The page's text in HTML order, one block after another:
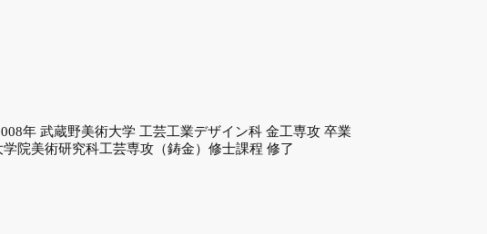
年 武蔵野美術大学 工芸工業デザイン科 金工専攻 卒業
院美術研究科工芸専攻（鋳金）修士課程 修了